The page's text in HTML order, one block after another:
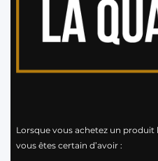
Lorsque vous achetez un produit
vous êtes certain d’avoir :